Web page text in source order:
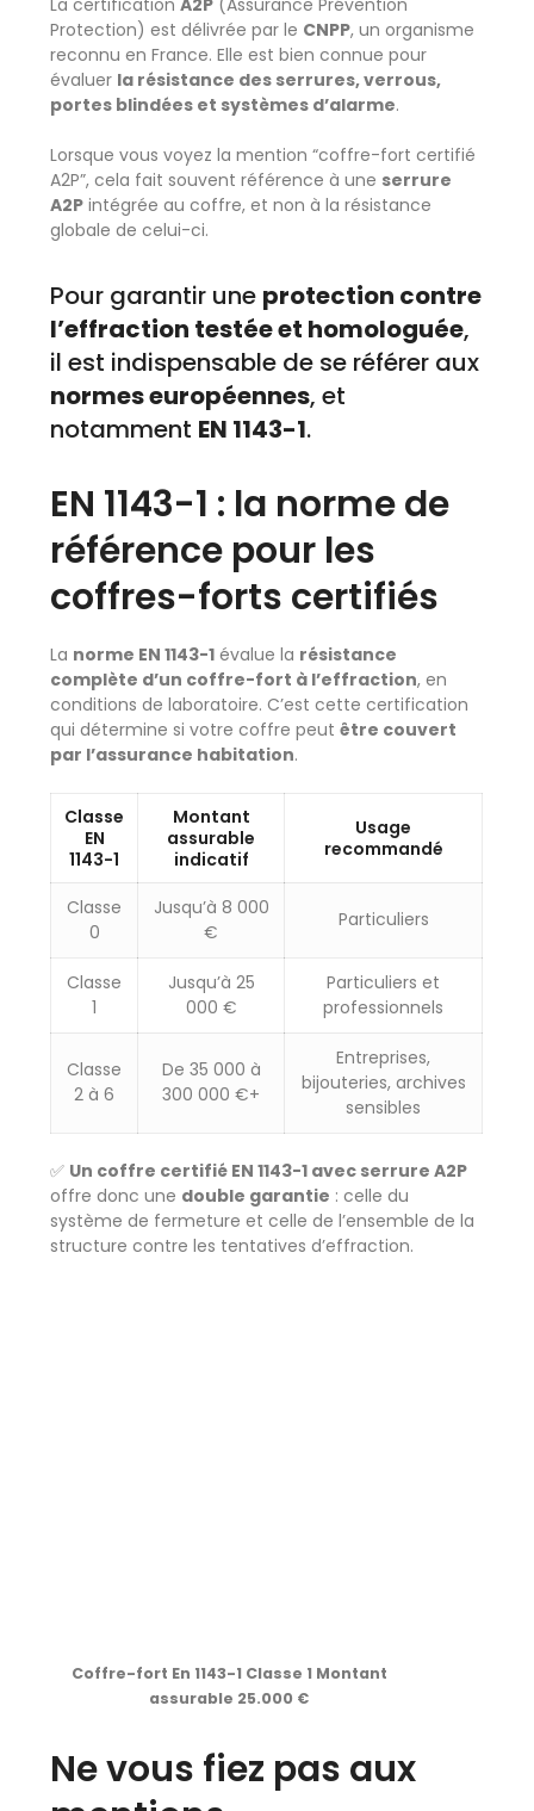
Protection) est délivrée par le CNPP, un organisme
reconnu en France. Elle est bien connue pour
évaluer la résistance des serrures, verrous,
portes blindées et systèmes d’alarme.
Lorsque vous voyez la mention “coffre-fort certifié
A2P”, cela fait souvent référence à une serrure
A2P intégrée au coffre, et non à la résistance
globale de celui-ci.
Pour garantir une protection contre
l’effraction testée et homologuée,
il est indispensable de se référer aux
normes européennes, et
notamment EN 1143-1.
EN 1143-1 : la norme de
référence pour les
coffres-forts certifiés
La norme EN 1143-1 évalue la résistance
complète d’un coffre-fort à l’effraction, en
conditions de laboratoire. C’est cette certification
qui détermine si votre coffre peutêtre couvert
par l’assurance habitation.
Classe
EN
1143-1
Montant
assurable
indicatif
Usage
recommandé
Classe
0
Jusqu’à 8 000
€
Particuliers
Classe
1
Jusqu’à 25
000 €
Particuliers et
professionnels
Classe
2 à 6
De 35 000 à
300 000 €+
Entreprises,
bijouteries, archives
sensibles
✅ Un coffre certifié EN 1143-1 avec serrure A2P
offre donc une double garantie : celle du
système de fermeture et celle de l’ensemble de la
structure contre les tentatives d’effraction.
Coffre-fort En 1143-1 Classe 1 Montant
assurable 25.000 €
Ne vous fiez pas aux